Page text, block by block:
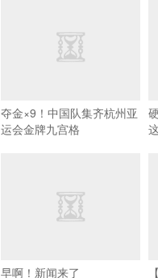
夺金×9！中国队集齐杭州亚
运会金牌九宫格
早啊！新闻来了